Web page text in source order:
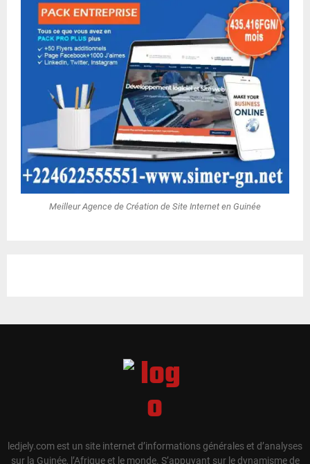
Meilleur Agence de Création de Site Internet en Guinée
ledjely.com est un site internet d’informations générales et d’analyses
sur la Guinée, l’Afrique et le monde. S’appuyant sur le dynamisme de